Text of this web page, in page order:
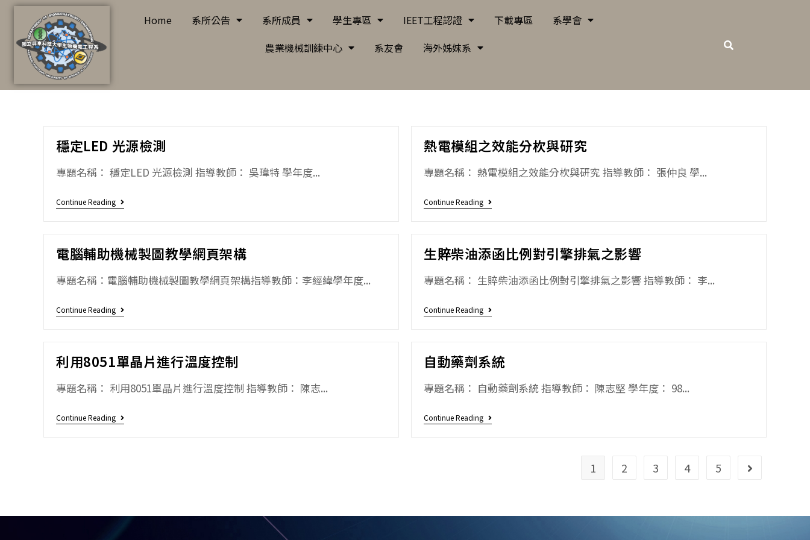
Home 系所公告 系所成員 學生專區 IEET工程認證 下載專區
系學會
農業機械訓練中心
系友會 海外姊妺系
穩定LED 光源檢測
專題名稱： 穩定LED 光源檢測 指導教師： 吳瑋特 學年度...
Continue Reading
熱電模組之效能分杴與研究
專題名稱： 熱電模組之效能分杴與研究 指導教師： 張仲良 學...
Continue Reading
電腦輔助機械製圖教學網頁架構
專題名稱：電腦輔助機械製圖教學網頁架構指導教師：李經緯學年度...
Continue Reading
生賥柴油添函比例對引擎排氣之影響
專題名稱： 生賥柴油添函比例對引擎排氣之影響 指導教師： 李...
Continue Reading
利用8051單晶片進行溫度控制
專題名稱： 利用8051單晶片進行溫度控制 指導教師： 陳志...
Continue Reading
自動藥劑系統
專題名稱： 自動藥劑系統 指導教師： 陳志堅 學年度： 98...
Continue Reading
1 2 3 4 5